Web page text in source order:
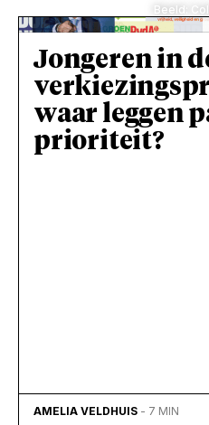
Beeld:
Jongeren in
waar leggen
prioriteit?
AMELIA VELDHUIS - 7 MIN